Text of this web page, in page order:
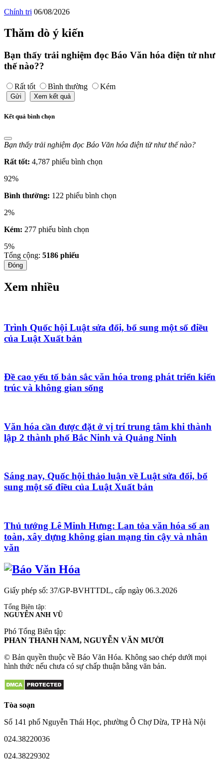
Chính trị 06/08/2026
Thăm dò ý kiến
Bạn thấy trải nghiệm đọc Báo Văn hóa điện tử như
thế nào??
Rất tốt Bình thường Kém
Gửi Xem kết quả
Kết quả bình chọn
Bạn thấy trải nghiệm đọc Báo Văn hóa điện tử như thế nào?
Rất tốt: 4,787 phiếu bình chọn
92%
Bình thường: 122 phiếu bình chọn
2%
Kém: 277 phiếu bình chọn
5%
Tổng cộng: 5186 phiếu
Đóng
Xem nhiều
Trình Quốc hội Luật sửa đổi, bổ sung một số điều
của Luật Xuất bản
Đề cao yếu tố bản sắc văn hóa trong phát triển kiến
trúc và không gian sống
Văn hóa cần được đặt ở vị trí trung tâm khi thành
lập 2 thành phố Bắc Ninh và Quảng Ninh
Sáng nay, Quốc hội thảo luận về Luật sửa đổi, bổ
sung một số điều của Luật Xuất bản
Thủ tướng Lê Minh Hưng: Lan tỏa văn hóa số an
toàn, xây dựng không gian mạng tin cậy và nhân
văn
Giấy phép số: 37/GP-BVHTTDL, cấp ngày 06.3.2026
Tổng Biên tập:
NGUYỄN ANH VŨ
Phó Tổng Biên tập:
PHAN THANH NAM, NGUYỄN VĂN MƯỜI
© Bản quyền thuộc về Báo Văn Hóa. Không sao chép dưới mọi
hình thức nếu chưa có sự chấp thuận bằng văn bản.
Tòa soạn
Số 141 phố Nguyễn Thái Học, phường Ô Chợ Dừa, TP Hà Nội
024.38220036
024.38229302